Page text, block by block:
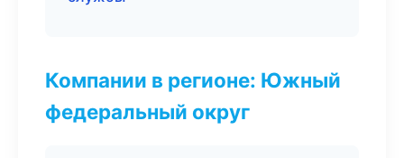
Компании в регионе: Южный
федеральный округ